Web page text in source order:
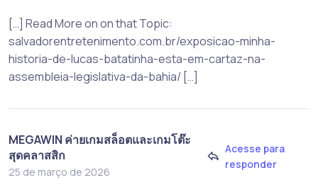
[…] Read More on on that Topic:
salvadorentretenimento.com.br/exposicao-minha-
historia-de-lucas-batatinha-esta-em-cartaz-na-
assembleia-legislativa-da-bahia/ […]
MEGAWIN ค่ายเกมสล็อตและเกมโต๊ะ
สุดคลาสสิก
25 de março de 2026
Acesse para
responder